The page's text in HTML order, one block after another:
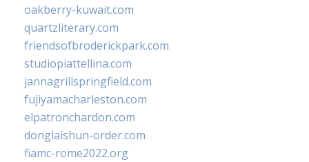
oakberry-kuwait.com
quartzliterary.com
friendsofbroderickpark.com
studiopiattellina.com
jannagrillspringfield.com
fujiyamacharleston.com
elpatronchardon.com
donglaishun-order.com
fiamc-rome2022.org